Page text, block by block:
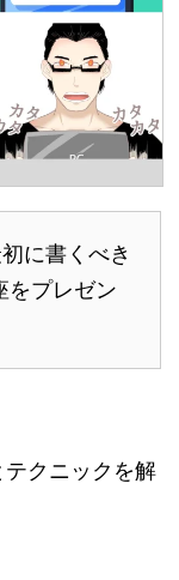
に書くべき
をプレゼン
クニックを解